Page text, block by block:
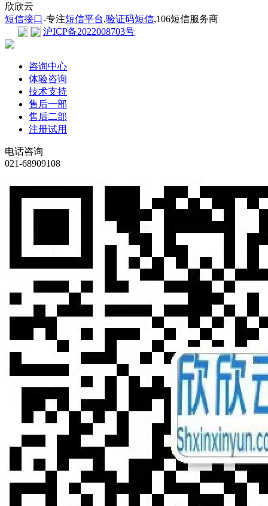
欣欣云
短信接口-专注短信平台,验证码短信,106短信服务商
沪ICP备2022008703号
咨询中心
体验咨询
技术支持
售后一部
售后二部
注册试用
电话咨询
021-68909108